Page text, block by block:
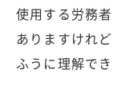
使用する労務
ありますけれ
ふうに理解で